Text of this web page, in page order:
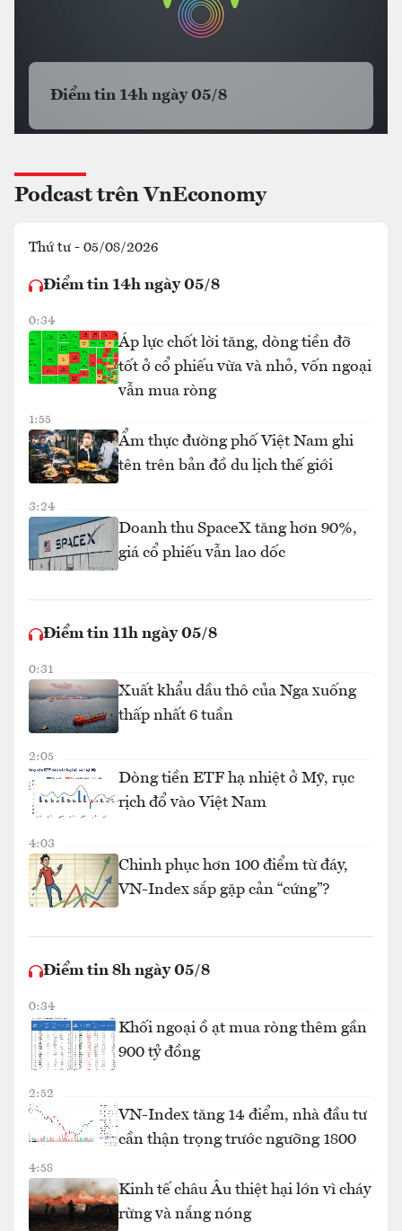
Điểm tin 14h ngày 05/8
Podcast trên VnEconomy
Thứ tư - 05/08/2026
Điểm tin 14h ngày 05/8
0:34
Áp lực chốt lời tăng, dòng tiền đỡ
tốt ở cổ phiếu vừa và nhỏ, vốn ngoại
vẫn mua ròng
1:55
Ẩm thực đường phố Việt Nam ghi
tên trên bản đồ du lịch thế giới
3:24
Doanh thu SpaceX tăng hơn 90%,
giá cổ phiếu vẫn lao dốc
Điểm tin 11h ngày 05/8
0:31
Xuất khẩu dầu thô của Nga xuống
thấp nhất 6 tuần
2:05
Dòng tiền ETF hạ nhiệt ở Mỹ, rục
rịch đổ vào Việt Nam
4:03
Chinh phục hơn 100 điểm từ đáy,
VN-Index sắp gặp cản “cứng”?
Điểm tin 8h ngày 05/8
0:34
Khối ngoại ồ ạt mua ròng thêm gần
900 tỷ đồng
2:52
VN-Index tăng 14 điểm, nhà đầu tư
cần thận trọng trước ngưỡng 1800
4:58
Kinh tế châu Âu thiệt hại lớn vì cháy
rừng và nắng nóng